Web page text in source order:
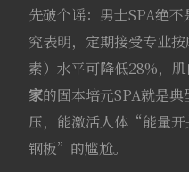
先破个谣：男士SPA绝
究表明，定期接受专业
素）水平可降低28%，肌
家的固本培元SPA就是
压，能激活人体“能量
钢板”的尴尬。